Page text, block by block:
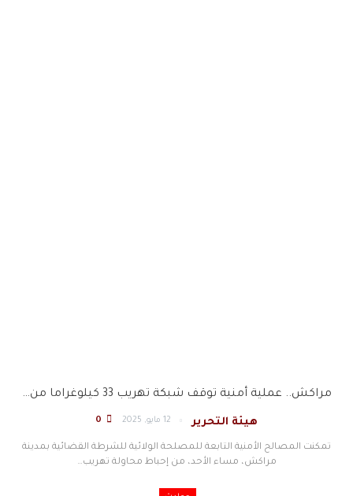
مراكش.. عملية أمنية توقف شبكة تهريب 33 كيلوغراما من…
هيئة التحرير 12 مايو, 2025
تمكنت المصالح الأمنية التابعة للمصلحة الولائية للشرطة القضائية بمدينة
مراكش، مساء الأحد، من إحباط محاولة تهريب…